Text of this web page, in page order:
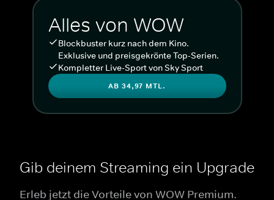
Alles von WOW
Blockbuster kurz nach dem Kino.
Exklusive und preisgekrönte Top-Serien.
Kompletter Live-Sport von Sky Sport
AB 34,97 MTL.
Gib deinem Streaming ein Upgrade
Erleb jetzt die Vorteile von WOW Premium.